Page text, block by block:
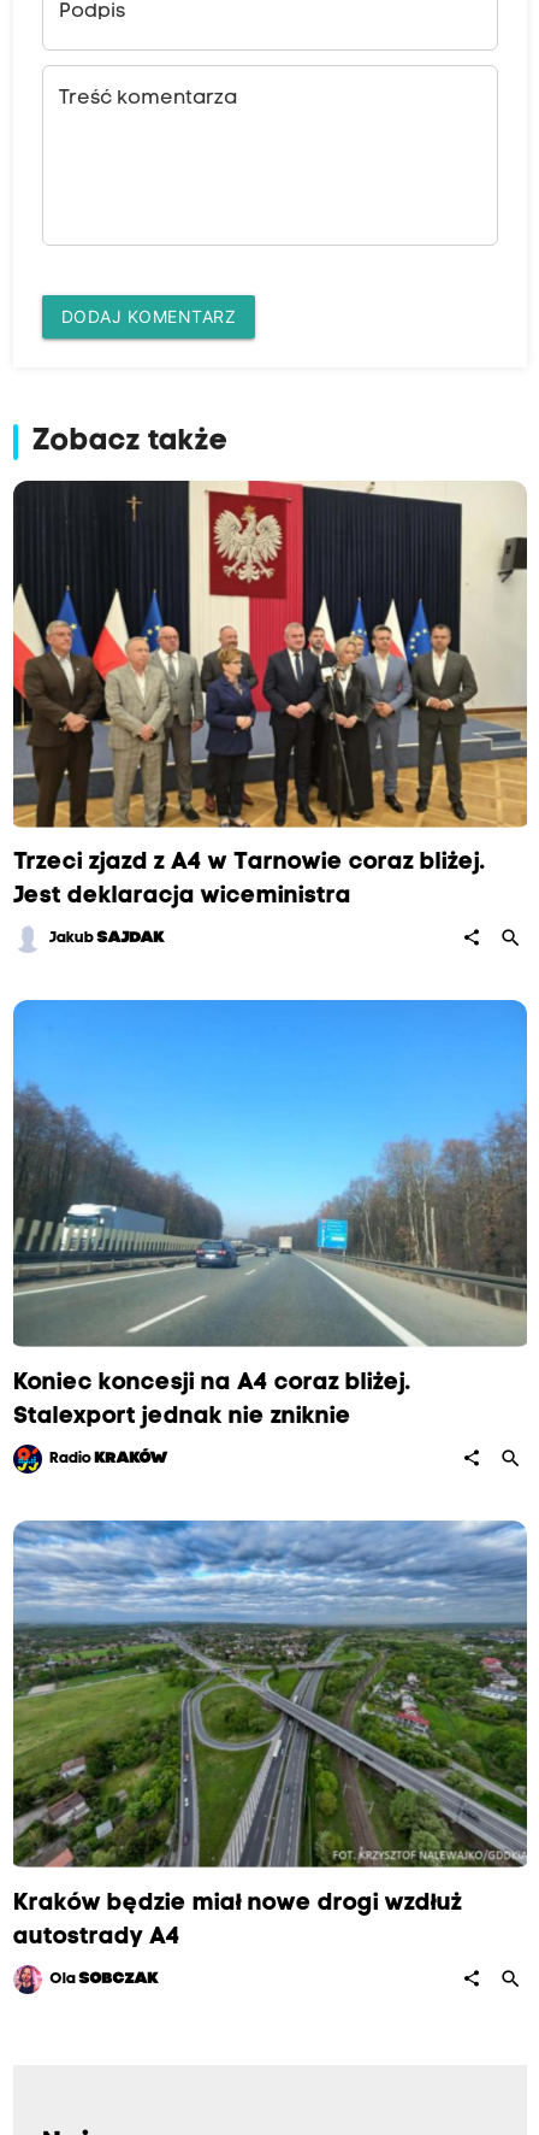
Podpis
Treść komentarza
DODAJ KOMENTARZ
Zobacz także
Trzeci zjazd z A4 w Tarnowie coraz bliżej.
Jest deklaracja wiceministra
JakubSAJDAK share search
Koniec koncesji na A4 coraz bliżej.
Stalexport jednak nie zniknie
Radio KRAKÓW share search
Kraków będzie miał nowe drogi wzdłuż
autostrady A4
OlaSOBCZAK share search